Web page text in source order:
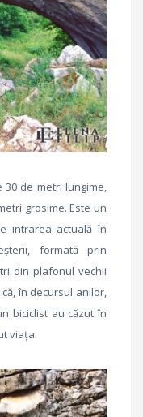
30 de metri lungime,
grosime. Este un
intrarea actuală în
formată prin
din plafonul vechii
în decursul anilor,
biciclist au căzut în
viaţa.